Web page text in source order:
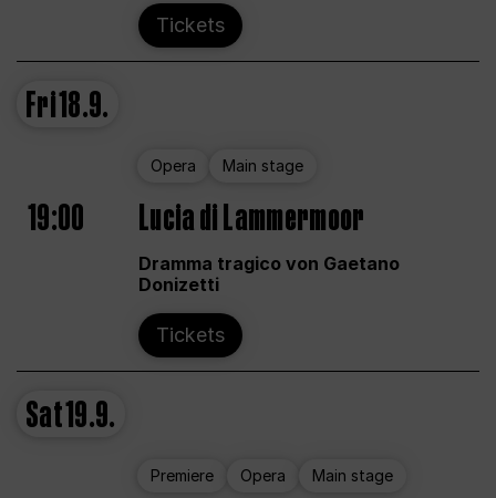
Tickets
Fri18.9.
Opera Main stage
19:00 Lucia di Lammermoor
Dramma tragico von Gaetano
Donizetti
Tickets
Sat19.9.
Premiere Opera Main stage